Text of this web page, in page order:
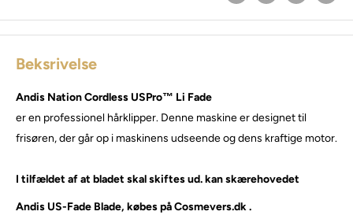
Beksrivelse
Andis Nation Cordless USPro™ Li Fade
er en professionel hårklipper. Denne maskine er designet til
frisøren, der går op i maskinens udseende og dens kraftige motor.
I tilfældet af at bladet skal skiftes ud. kan skærehovedet
Andis US-Fade Blade, købes på Cosmevers.dk .